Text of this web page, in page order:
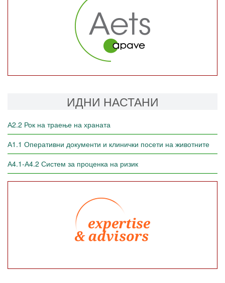
ИДНИ НАСТАНИ
А2.2 Рок на траење на храната
А1.1 Оперативни документи и клинички посети на животните
А4.1-А4.2 Систем за проценка на ризик